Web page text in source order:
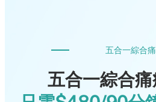
五合一綜合
五合一綜合痛